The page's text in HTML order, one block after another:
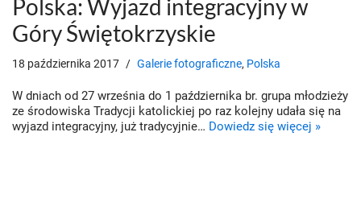
Polska: Wyjazd integracyjny w
Góry Świętokrzyskie
18 października 2017 Galerie fotograficzne, Polska
W dniach od 27 września do 1 października br. grupa młodzieży
ze środowiska Tradycji katolickiej po raz kolejny udała się na
wyjazd integracyjny, już tradycyjnie… Dowiedz się więcej »